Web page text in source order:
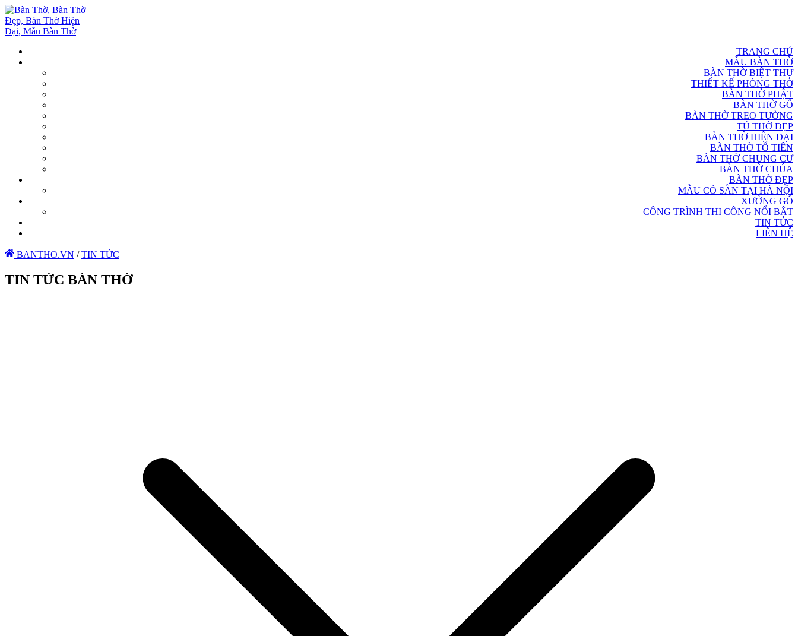
TRANG CHỦ
MẪU BÀN THỜ
BÀN THỜ BIỆT THỰ
THIẾT KẾ PHÒNG THỜ
BÀN THỜ PHẬT
BÀN THỜ GỖ
BÀN THỜ TREO TƯỜNG
TỦ THỜ ĐẸP
BÀN THỜ HIỆN ĐẠI
BÀN THỜ TỔ TIÊN
BÀN THỜ CHUNG CƯ
BÀN THỜ CHÚA
BÀN THỜ ĐẸP
MẪU CÓ SẴN TẠI HÀ NỘI
XƯỞNG GỖ
CÔNG TRÌNH THI CÔNG NỔI BẬT
TIN TỨC
LIÊN HỆ
BANTHO.VN / TIN TỨC
TIN TỨC BÀN THỜ